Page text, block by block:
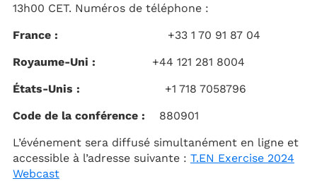
13h00 CET. Numéros de téléphone :
France : +33 1 70 91 87 04
Royaume-Uni : +44 121 281 8004
États-Unis : +1 718 7058796
Code de la conférence : 880901
L’événement sera diffusé simultanément en ligne et
accessible à l’adresse suivante : T.EN Exercise 2024
Webcast